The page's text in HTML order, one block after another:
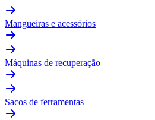
Mangueiras e acessórios
Máquinas de recuperação
Sacos de ferramentas